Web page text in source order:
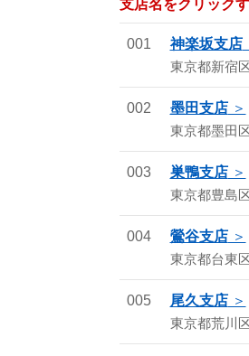
支店名をクリック
001 神楽坂支店
東京都新宿
002 墨田支店
東京都墨田
003 巣鴨支店
東京都豊島
004 鶯谷支店
東京都台東
005 尾久支店
東京都荒川